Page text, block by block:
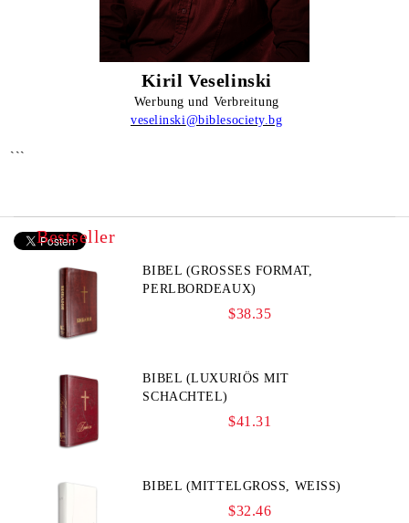
Kiril Veselinski
Werbung und Verbreitung
veselinski@biblesociety.bg
```
Bestseller
BIBEL (GROSSES FORMAT, P
ERLBORDEAUX)
$38.35
BIBEL (LUXURIÖS MIT
SCHACHTEL)
$41.31
BIBEL (MITTELGROSS, WEISS)
$32.46